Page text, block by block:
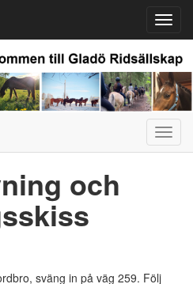
och
sväng in på väg 259. Följ